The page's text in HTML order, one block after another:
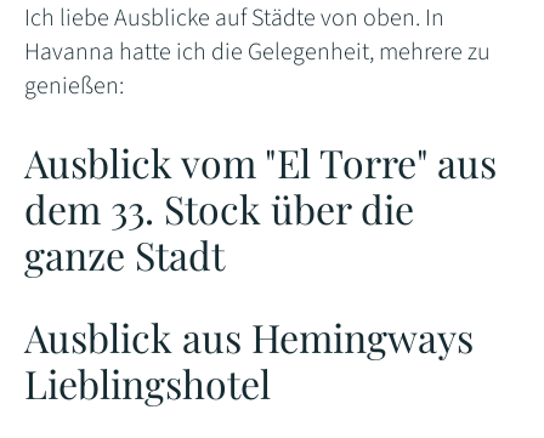
Ich liebe Ausblicke auf Städte von oben. In
Havanna hatte ich die Gelegenheit, mehrere zu
genießen:
Ausblick vom "El Torre" aus
dem 33. Stock über die
ganze Stadt
Ausblick aus Hemingways
Lieblingshotel